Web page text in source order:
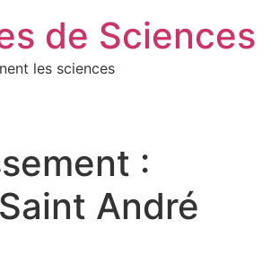
de Sciences
les sciences
:
André